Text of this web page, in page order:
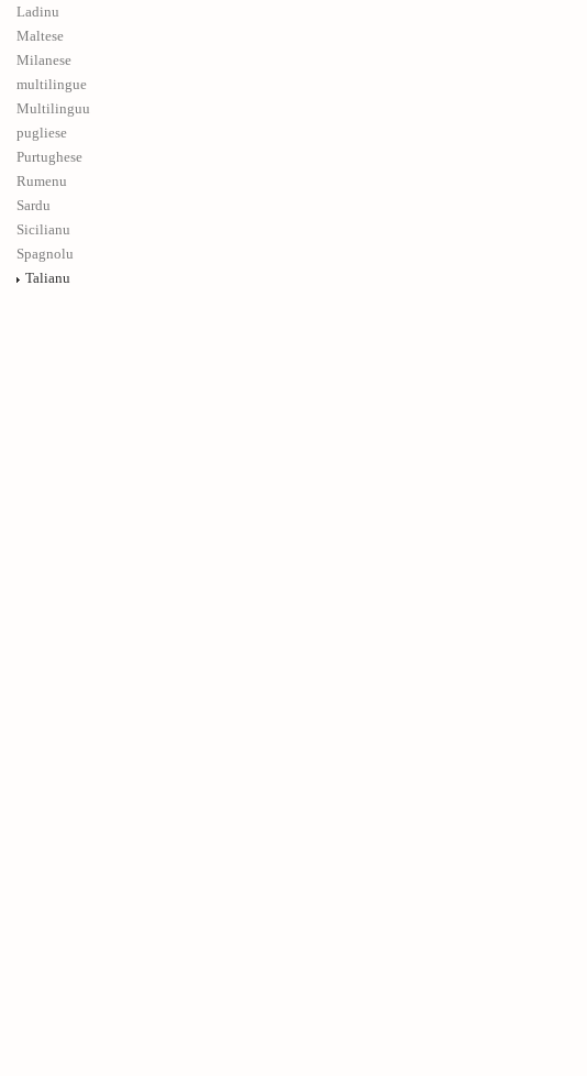
Ladinu
Maltese
Milanese
multilingue
Multilinguu
pugliese
Purtughese
Rumenu
Sardu
Sicilianu
Spagnolu
Talianu